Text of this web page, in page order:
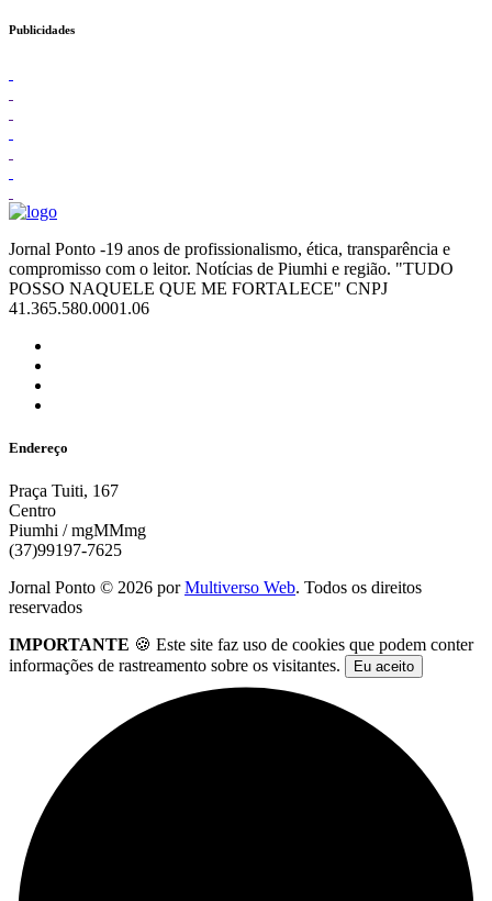
Publicidades
Jornal Ponto -19 anos de profissionalismo, ética, transparência e
compromisso com o leitor. Notícias de Piumhi e região. "TUDO
POSSO NAQUELE QUE ME FORTALECE" CNPJ
41.365.580.0001.06
Endereço
Praça Tuiti, 167
Centro
Piumhi / mgMMmg
(37)99197-7625
Jornal Ponto © 2026 porMultiverso Web. Todos os direitos
reservados
IMPORTANTE 🍪 Este site faz uso de cookies que podem conter
informações de rastreamento sobre os visitantes.
Eu aceito